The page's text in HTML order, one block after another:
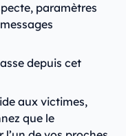
paramètres
depuis cet
aux victimes,
que le